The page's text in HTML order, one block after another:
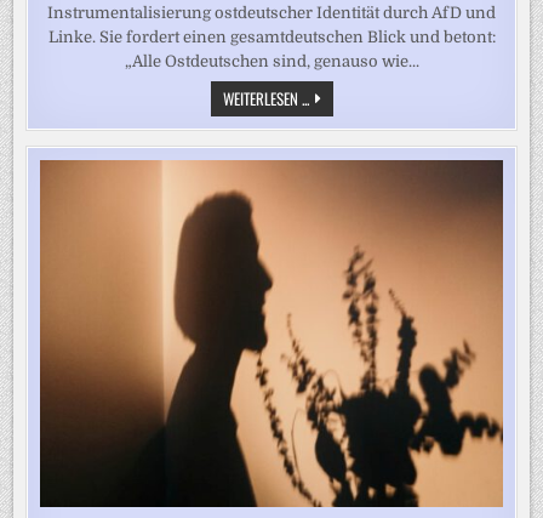
Instrumentalisierung ostdeutscher Identität durch AfD und
Linke. Sie fordert einen gesamtdeutschen Blick und betont:
„Alle Ostdeutschen sind, genauso wie...
WEITERLESEN ...„WESHALB
SOLLTE
MAN
SICH
DARAUF